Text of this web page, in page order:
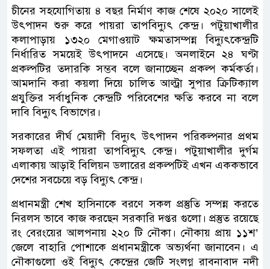
চীনের সহযোগিতায় ৪ বছর নির্মাণ কাজ শেষে ২০২০ সালেই
উৎপাদন শুরু করে পায়রা তাপবিদ্যুৎ কেন্দ্র। পটুয়াখালীর
কলাপাড়ায় ১৩২০ মেগাওয়াট ক্ষমতাসম্পন্ন বিদ্যুৎকেন্দ্রটি
নির্ধারিত সময়েই উৎপাদনে এসেছে। অনলাইনে ২৪ ঘণ্টা
প্রকল্পটির তদারকি সম্ভব বলে জানাচ্ছেন প্রকল্প কর্মকর্তা।
আমদানি করা কয়লা দিয়ে চালিত আল্ট্রা সুপার ক্রিটিক্যাল
প্রযুক্তির সর্বাধুনিক কেন্দ্রটি পরিবেশের ক্ষতি করবে না বলে
দাবি বিদ্যুৎ বিভাগের।
সরকারের দীর্ঘ মেয়াদী বিদ্যুৎ উৎপাদন পরিকল্পনার প্রথম
সফলতা এই পায়রা তাপবিদ্যুৎ কেন্দ্র। পটুয়াখালীর দুর্গম
এলাকায় আড়াই বিলিয়ন ডলারের প্রকল্পটিই এখন এককভাবে
দেশের সবচেয়ে বড় বিদ্যুৎ কেন্দ্র।
প্রধানমন্ত্রী শেখ হাসিনাকে বরণে সকল প্রস্তুতি সম্পন্ন করতে
নিরলস ভাবে কাজ করছেন সরকারি দপ্তর গুলো। প্রস্তুত রয়েছে
রং বেরংয়ের আলপনায় ২২০ টি নৌকা। নৌকায় প্রায় ১১শ’
জেলে বাহারি পোশাকে প্রধানমন্ত্রীকে অভ্যর্থনা জানাবেন। এ
নৌকাগুলো ওই বিদ্যুৎ কেন্দ্রের জেটি সংলগ্ন রাবনাবাদ নদী